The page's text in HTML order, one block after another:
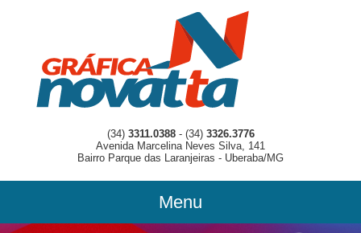
(34) 3311.0388- (34) 3326.3776
Avenida Marcelina Neves Silva, 141
Bairro Parque das Laranjeiras - Uberaba/MG
Menu